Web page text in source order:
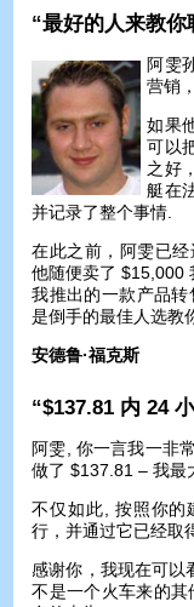
“最好的人来教你
阿雯
营销
如果
可以
之好
艇在
并记录了整个事情.
在此之前，阿雯已
他随便卖了 $15,000
我推出的一款产品
是倒手的最佳人选教
安德鲁·福克斯
“$137.81 内 24
阿雯, 你一言我一非
做了 $137.81 – 我最
不仅如此, 按照你的
行，并通过它已经取
感谢你，我现在可以
不是一个火车来的